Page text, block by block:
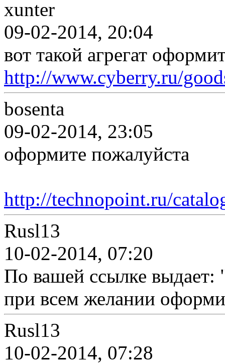
xunter
09-02-2014, 20:04
вот такой агрегат
http://www.cyberry.ru/
bosenta
09-02-2014, 23:05
оформите пожалуйста
http://technopoint.ru/
Rusl13
10-02-2014, 07:20
По вашей ссылке выдает:
при всем желании
Rusl13
10-02-2014, 07:28